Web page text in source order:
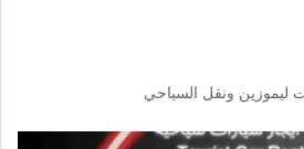
ليموزين ونقل السياحي